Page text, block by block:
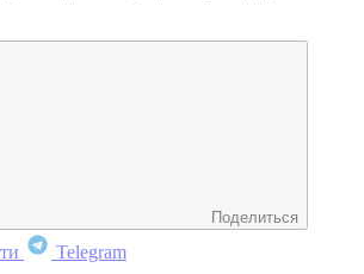
Поделиться
Telegram